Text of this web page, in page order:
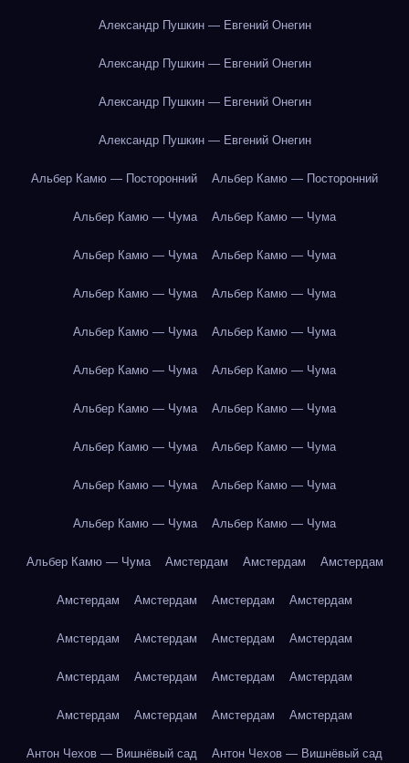
Александр Пушкин — Евгений Онегин
Александр Пушкин — Евгений Онегин
Александр Пушкин — Евгений Онегин
Александр Пушкин — Евгений Онегин
Альбер Камю — Посторонний Альбер Камю — Посторонний
Альбер Камю — Чума Альбер Камю — Чума
Альбер Камю — Чума Альбер Камю — Чума
Альбер Камю — Чума Альбер Камю — Чума
Альбер Камю — Чума Альбер Камю — Чума
Альбер Камю — Чума Альбер Камю — Чума
Альбер Камю — Чума Альбер Камю — Чума
Альбер Камю — Чума Альбер Камю — Чума
Альбер Камю — Чума Альбер Камю — Чума
Альбер Камю — Чума Альбер Камю — Чума
Альбер Камю — Чума Амстердам Амстердам Амстердам
Амстердам Амстердам Амстердам Амстердам
Амстердам Амстердам Амстердам Амстердам
Амстердам Амстердам Амстердам Амстердам
Амстердам Амстердам Амстердам Амстердам
Антон Чехов — Вишнёвый сад Антон Чехов — Вишнёвый сад